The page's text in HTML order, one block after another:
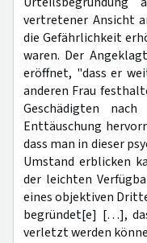
vertretener Ansicht
die Gefährlichkeit
waren. Der
eröffnet, "dass er
anderen Frau
Geschädigten
Enttäuschung
dass man in dieser
Umstand erblicken
der leichten
eines objektiven
begründet[e] […],
verletzt werden